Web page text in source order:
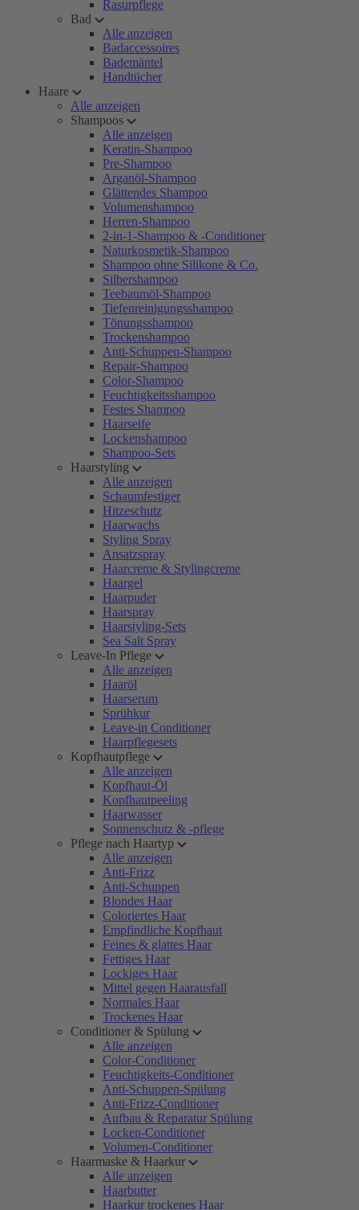
Rasurpflege
Bad
Alle anzeigen
Badaccessoires
Bademäntel
Handtücher
Haare
Alle anzeigen
Shampoos
Alle anzeigen
Keratin-Shampoo
Pre-Shampoo
Arganöl-Shampoo
Glättendes Shampoo
Volumenshampoo
Herren-Shampoo
2-in-1-Shampoo & -Conditioner
Naturkosmetik-Shampoo
Shampoo ohne Silikone & Co.
Silbershampoo
Teebaumöl-Shampoo
Tiefenreinigungsshampoo
Tönungsshampoo
Trockenshampoo
Anti-Schuppen-Shampoo
Repair-Shampoo
Color-Shampoo
Feuchtigkeitsshampoo
Festes Shampoo
Haarseife
Lockenshampoo
Shampoo-Sets
Haarstyling
Alle anzeigen
Schaumfestiger
Hitzeschutz
Haarwachs
Styling Spray
Ansatzspray
Haarcreme & Stylingcreme
Haargel
Haarpuder
Haarspray
Haarstyling-Sets
Sea Salt Spray
Leave-In Pflege
Alle anzeigen
Haaröl
Haarserum
Sprühkur
Leave-in Conditioner
Haarpflegesets
Kopfhautpflege
Alle anzeigen
Kopfhaut-Öl
Kopfhautpeeling
Haarwasser
Sonnenschutz & -pflege
Pflege nach Haartyp
Alle anzeigen
Anti-Frizz
Anti-Schuppen
Blondes Haar
Coloriertes Haar
Empfindliche Kopfhaut
Feines & glattes Haar
Fettiges Haar
Lockiges Haar
Mittel gegen Haarausfall
Normales Haar
Trockenes Haar
Conditioner & Spülung
Alle anzeigen
Color-Conditioner
Feuchtigkeits-Conditioner
Anti-Schuppen-Spülung
Anti-Frizz-Conditioner
Aufbau & Reparatur Spülung
Locken-Conditioner
Volumen-Conditioner
Haarmaske & Haarkur
Alle anzeigen
Haarbutter
Haarkur trockenes Haar